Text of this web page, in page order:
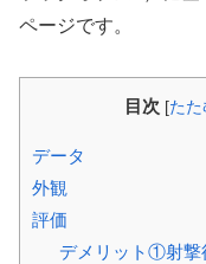
ページです。
目次 [たた
データ
外観
評価
デメリット①射撃